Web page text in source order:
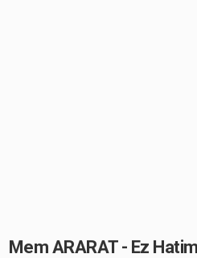
Mem ARARAT - Ez